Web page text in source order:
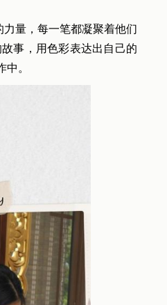
量，每一笔都凝聚着他们
事，用色彩表达出自己的
。